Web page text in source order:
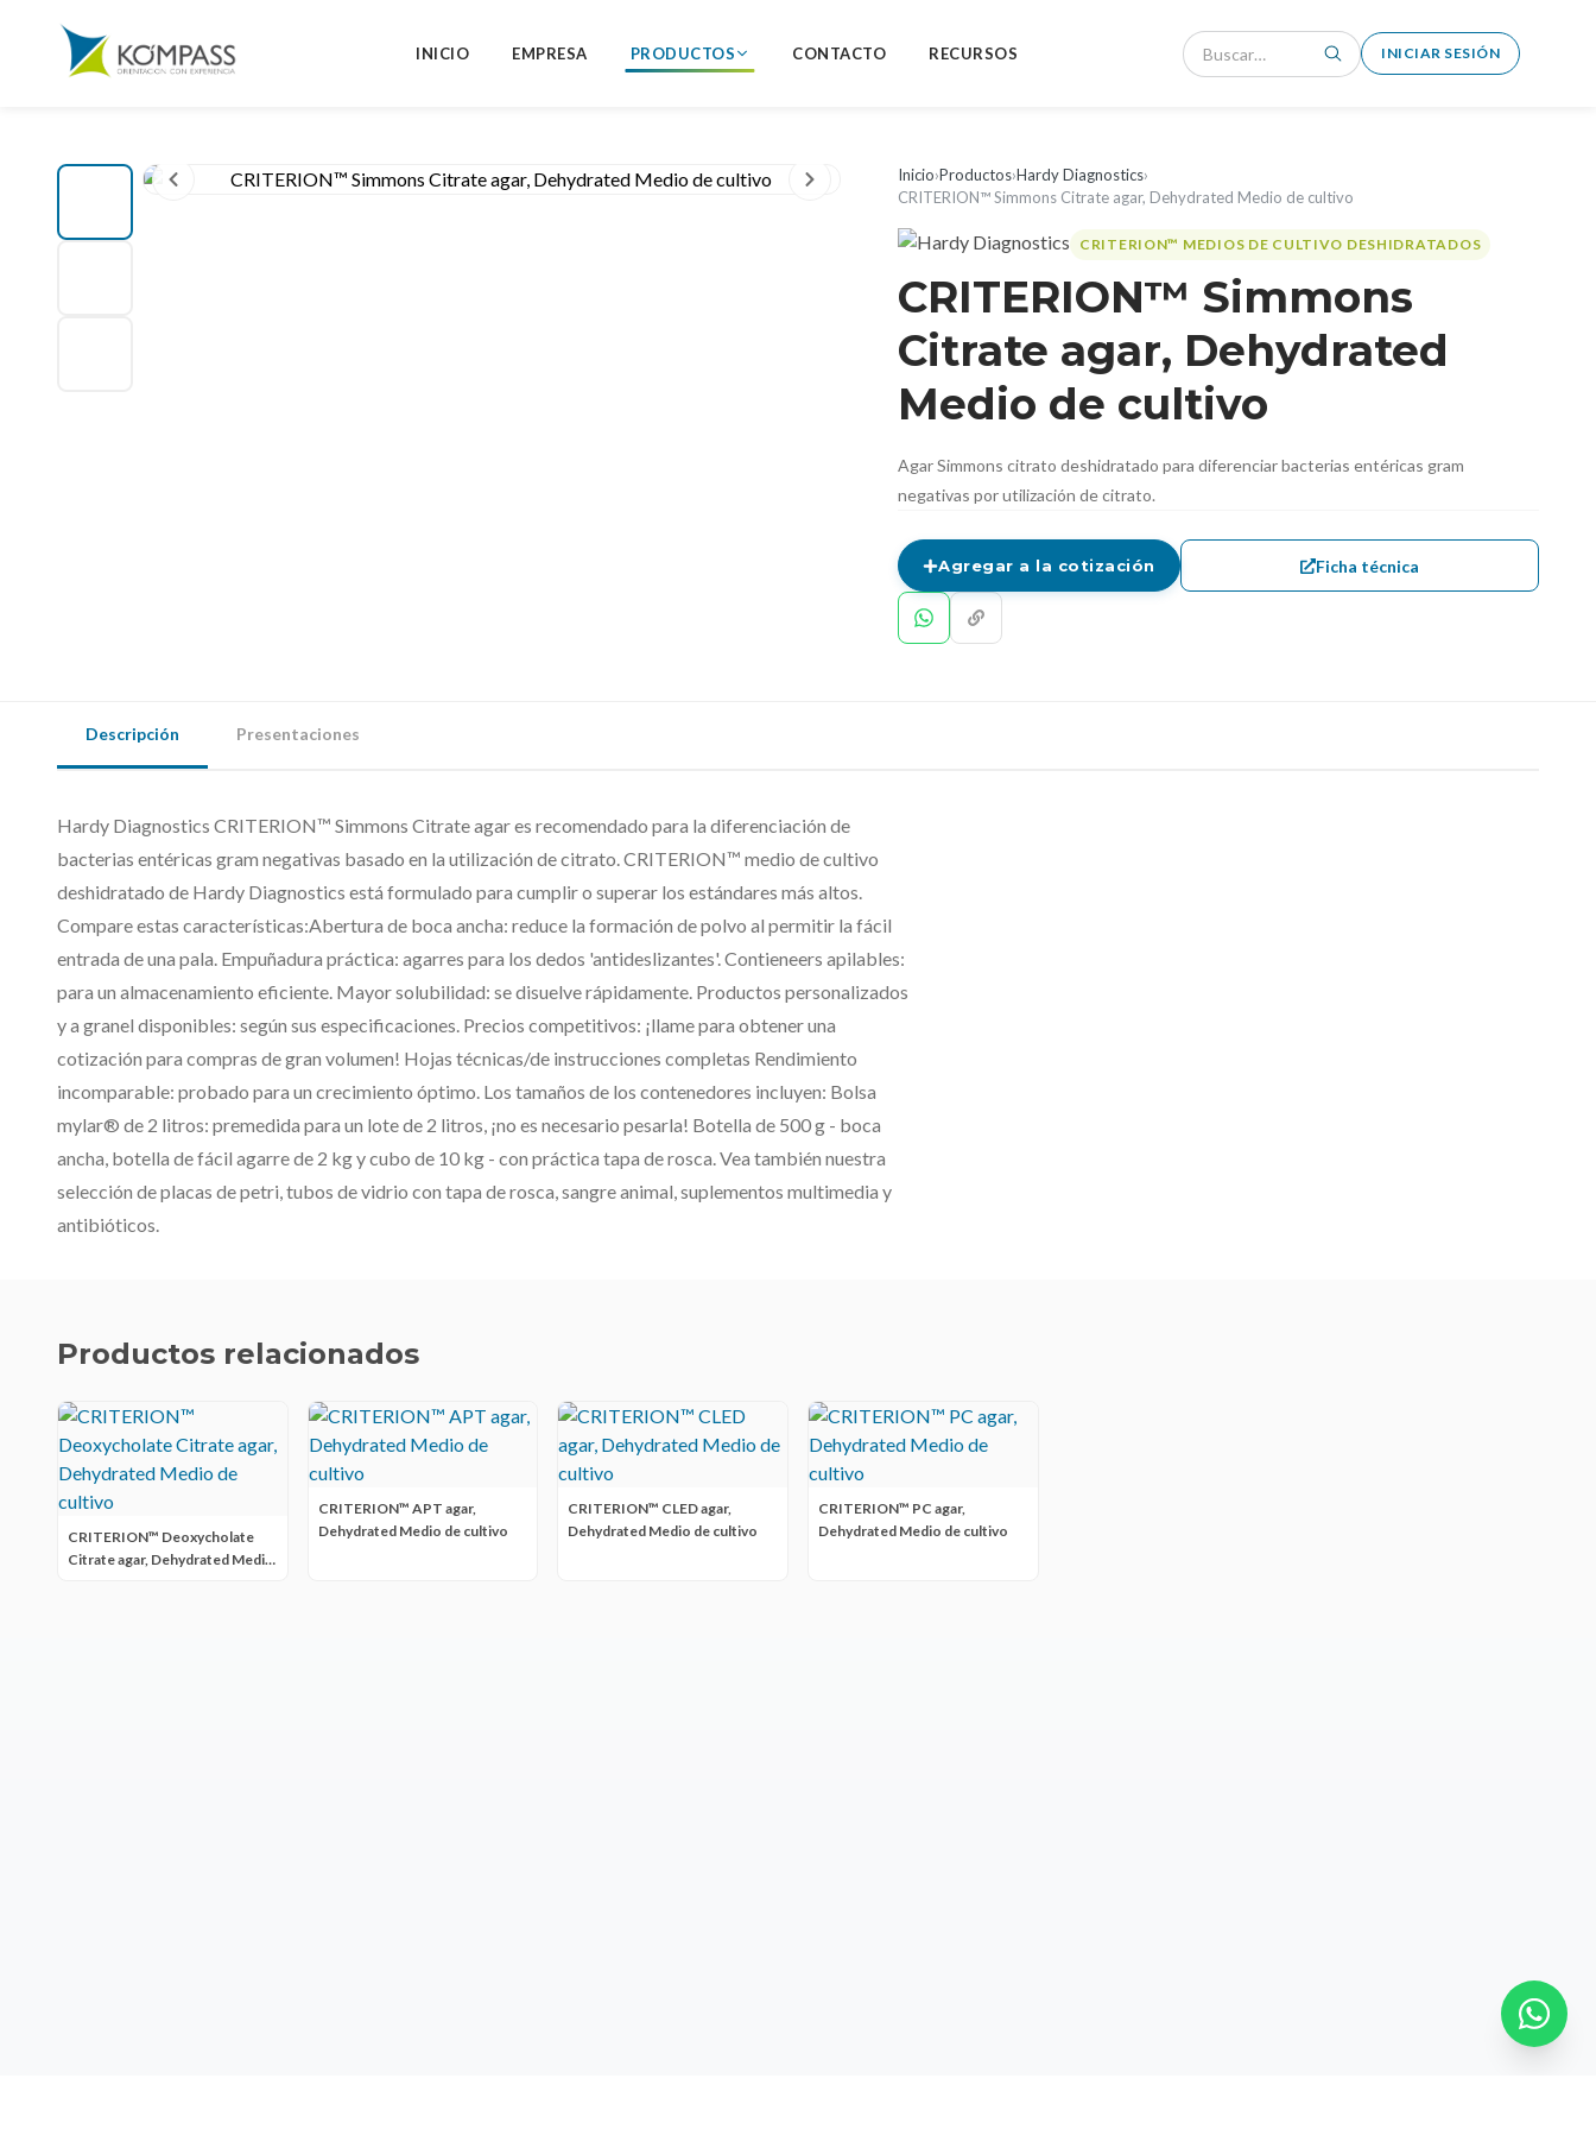
INICIO EMPRESA PRODUCTOS CONTACTO RECURSOS INICIAR SESIÓN
Inicio›Productos›Hardy Diagnostics›
CRITERION™ Simmons Citrate agar, Dehydrated Medio de cultivo
CRITERION™ MEDIOS DE CULTIVO DESHIDRATADOS
CRITERION™ Simmons
Citrate agar, Dehydrated
Medio de cultivo
Agar Simmons citrato deshidratado para diferenciar bacterias entéricas gram
negativas por utilización de citrato.
Agregar a la cotización Ficha técnica
Descripción Presentaciones
Hardy Diagnostics CRITERION™ Simmons Citrate agar es recomendado para la diferenciación de
bacterias entéricas gram negativas basado en la utilización de citrato. CRITERION™ medio de cultivo
deshidratado de Hardy Diagnostics está formulado para cumplir o superar los estándares más altos.
Compare estas características:Abertura de boca ancha: reduce la formación de polvo al permitir la fácil
entrada de una pala. Empuñadura práctica: agarres para los dedos 'antideslizantes'. Contieneers apilables:
para un almacenamiento eficiente. Mayor solubilidad: se disuelve rápidamente. Productos personalizados
y a granel disponibles: según sus especificaciones. Precios competitivos: ¡llame para obtener una
cotización para compras de gran volumen! Hojas técnicas/de instrucciones completas Rendimiento
incomparable: probado para un crecimiento óptimo. Los tamaños de los contenedores incluyen: Bolsa
mylar® de 2 litros: premedida para un lote de 2 litros, ¡no es necesario pesarla! Botella de 500 g - boca
ancha, botella de fácil agarre de 2 kg y cubo de 10 kg - con práctica tapa de rosca. Vea también nuestra
selección de placas de petri, tubos de vidrio con tapa de rosca, sangre animal, suplementos multimedia y
antibióticos.
Productos relacionados
CRITERION™ Deoxycholate
Citrate agar, Dehydrated Medio
CRITERION™ APT agar,
Dehydrated Medio de cultivo
CRITERION™ CLED agar,
Dehydrated Medio de cultivo
CRITERION™ PC agar,
Dehydrated Medio de cultivo